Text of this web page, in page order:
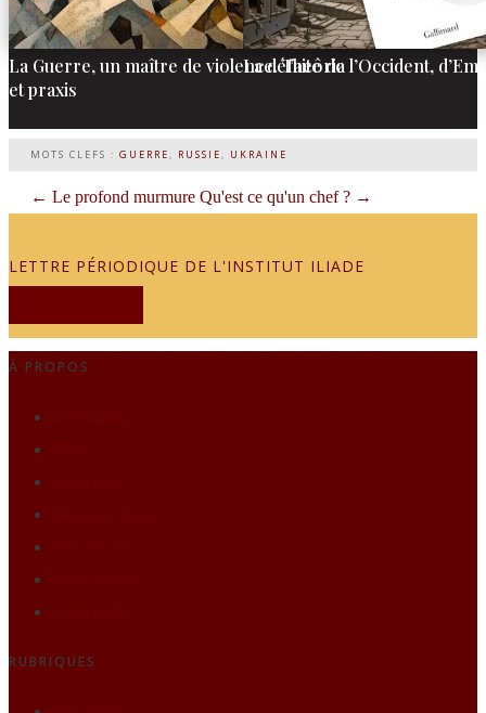
La Guerre, un maître de violence. Theôria
et praxis
La défaite de l’Occident,
MOTS CLEFS : GUERRE, RUSSIE, UKRAINE
← Le profond murmure Qu'est ce qu'un chef ? →
LETTRE PÉRIODIQUE DE L'INSTITUT ILIADE
À PROPOS
RUBRIQUES